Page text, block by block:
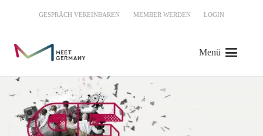
GESPRÄCH VEREINBAREN MEMBER WERDEN LOGIN
Menü